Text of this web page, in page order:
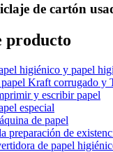
de cartón
producto
higiénico y papel
Kraft corrugado y
y escribir papel
especial
de papel
preparación de
de papel